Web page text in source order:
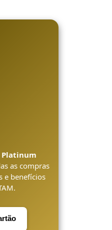
Platinum
as compras
e benefícios